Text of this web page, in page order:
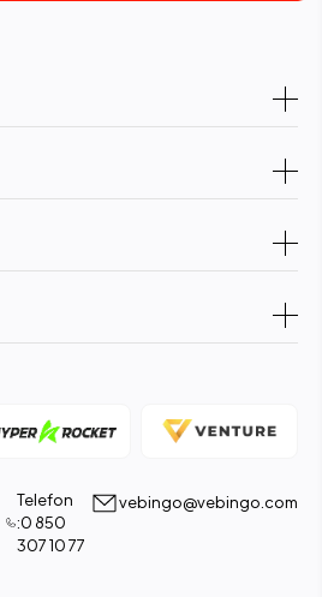
Telefon
:0 850
307 10 77
vebingo@vebingo.com